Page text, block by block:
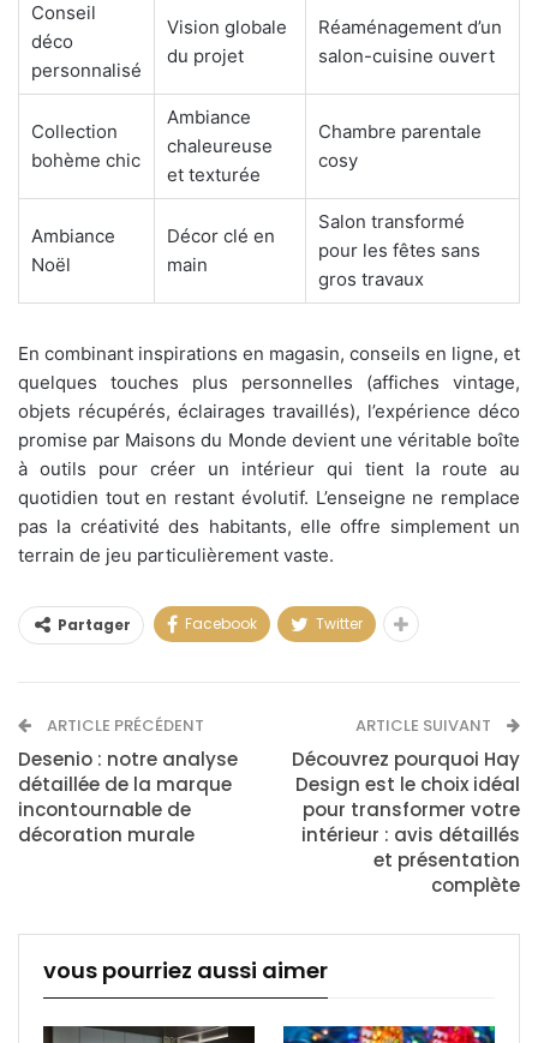
Conseil
déco
personnalisé
Vision globale
du projet
Réaménagement d’un
salon-cuisine ouvert
Collection
bohème chic
Ambiance
chaleureuse
et texturée
Chambre parentale
cosy
Ambiance
Noël
Décor clé en
main
Salon transformé
pour les fêtes sans
gros travaux
En combinant inspirations en magasin, conseils en ligne, et
quelques touches plus personnelles (affiches vintage,
objets récupérés, éclairages travaillés), l’expérience déco
promise par Maisons du Monde devient une véritable boîte
à outils pour créer un intérieur qui tient la route au
quotidien tout en restant évolutif. L’enseigne ne remplace
pas la créativité des habitants, elle offre simplement un
terrain de jeu particulièrement vaste.
Partager Facebook Twitter
ARTICLE PRÉCÉDENT
Desenio : notre analyse
détaillée de la marque
incontournable de
décoration murale
ARTICLE SUIVANT
Découvrez pourquoi Hay
Design est le choix idéal
pour transformer votre
intérieur : avis détaillés
et présentation
complète
vous pourriez aussi aimer